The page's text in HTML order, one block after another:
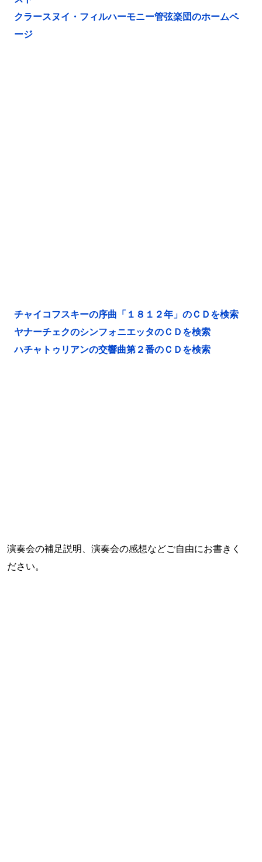
クラースヌイ・フィルハーモニー管弦楽団のホームペ
ージ
チャイコフスキーの序曲「１８１２年」のＣＤを検索
ヤナーチェクのシンフォニエッタのＣＤを検索
ハチャトゥリアンの交響曲第２番のＣＤを検索
演奏会の補足説明、演奏会の感想などご自由にお書きく
ださい。